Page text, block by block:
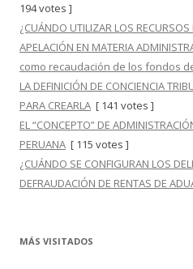
194 votes ]
¿CUÁNDO UTILIZAR LOS
APELACIÓN EN MATERIA
como recaudación de los fondos
LA DEFINICIÓN DE CONCIENCIA
PARA CREARLA [ 141 votes ]
EL “CONCEPTO” DE
PERUANA [ 115 votes ]
¿CUÁNDO SE CONFIGURAN LOS
DEFRAUDACIÓN DE RENTAS DE
MÁS VISITADOS